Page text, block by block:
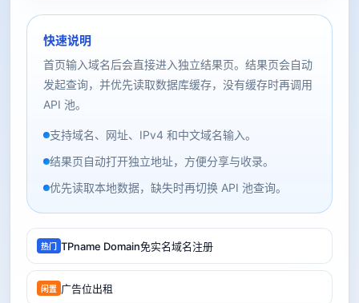
快速说明
首页输入域名后会直接进入独立结果页。结果页会自动
发起查询，并优先读取数据库缓存，没有缓存时再调用
API 池。
支持域名、网址、IPv4 和中文域名输入。
结果页自动打开独立地址，方便分享与收录。
优先读取本地数据，缺失时再切换 API 池查询。
热门 TPname Domain免实名域名注册
闲置 广告位出租